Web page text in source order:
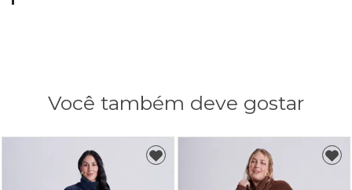
Você também deve gostar